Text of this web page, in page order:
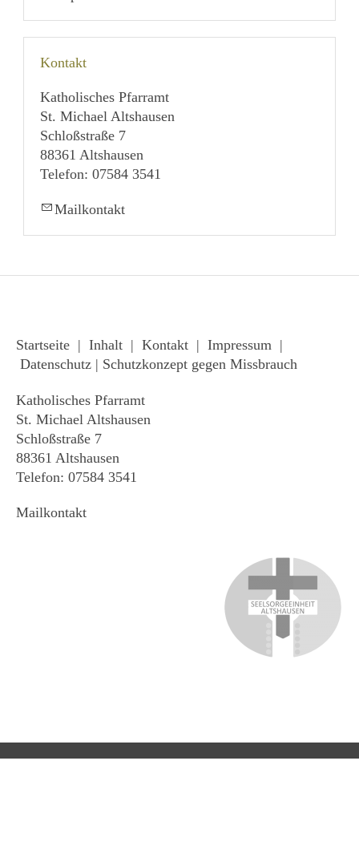
Kontakt
Katholisches Pfarramt
St. Michael Altshausen
Schloßstraße 7
88361 Altshausen
Telefon: 07584 3541
Mailkontakt
Startseite | Inhalt | Kontakt | Impressum |
Datenschutz | Schutzkonzept gegen Missbrauch
Katholisches Pfarramt
St. Michael Altshausen
Schloßstraße 7
88361 Altshausen
Telefon: 07584 3541
Mailkontakt